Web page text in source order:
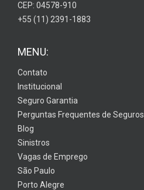
CEP: 04578-910
+55 (11) 2391-1883
MENU:
Contato
Institucional
Seguro Garantia
Perguntas Frequentes de Seguros
Blog
Sinistros
Vagas de Emprego
São Paulo
Porto Alegre